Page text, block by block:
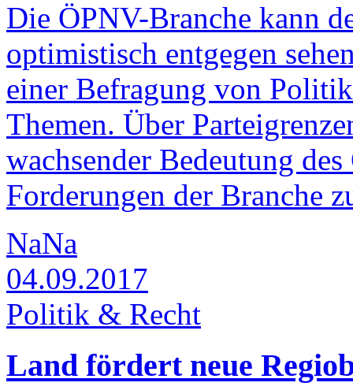
Die ÖPNV-Branche kann
optimistisch entgegen
einer Befragung von
Themen. Über
wachsender Bedeutung
Forderungen der Branche
NaNa
04.09.2017
Politik & Recht
Land fördert neue